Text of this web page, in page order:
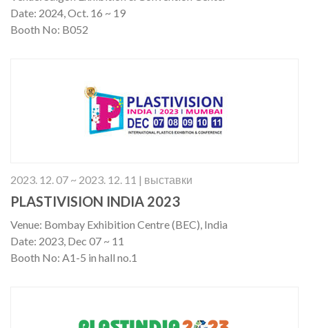
Date: 2024, Oct. 16 ~ 19
Booth No: B052
2023. 12. 07 ~ 2023. 12. 11 | выставки
PLASTIVISION INDIA 2023
Venue: Bombay Exhibition Centre (BEC), India
Date: 2023, Dec 07 ~ 11
Booth No: A1-5 in hall no.1